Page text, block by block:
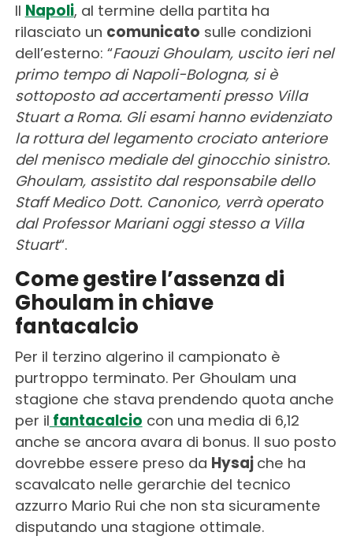
Il Napoli, al termine della partita ha
rilasciato un comunicato sulle condizioni
dell’esterno: “Faouzi Ghoulam, uscito ieri nel
primo tempo di Napoli-Bologna, si è
sottoposto ad accertamenti presso Villa
Stuart a Roma. Gli esami hanno evidenziato
la rottura del legamento crociato anteriore
del menisco mediale del ginocchio sinistro.
Ghoulam, assistito dal responsabile dello
Staff Medico Dott. Canonico, verrà operato
dal Professor Mariani oggi stesso a Villa
Stuart“.
Come gestire l’assenza di
Ghoulam in chiave
fantacalcio
Per il terzino algerino il campionato è
purtroppo terminato. Per Ghoulam una
stagione che stava prendendo quota anche
per il fantacalcio con una media di 6,12
anche se ancora avara di bonus. Il suo posto
dovrebbe essere preso da Hysaj che ha
scavalcato nelle gerarchie del tecnico
azzurro Mario Rui che non sta sicuramente
disputando una stagione ottimale.